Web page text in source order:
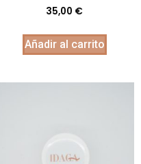
35,00 €
Añadir al carrito